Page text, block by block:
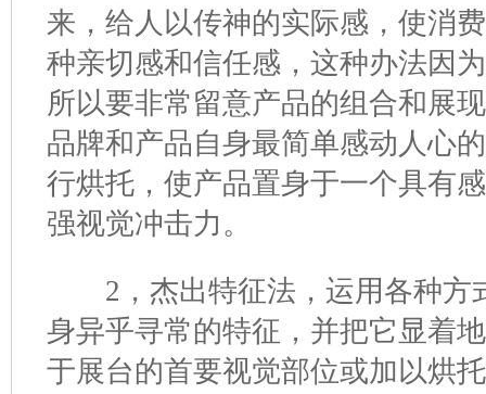
来，给人以传神的实际感，使消
种亲切感和信任感，这种办法因
所以要非常留意产品的组合和展
品牌和产品自身最简单感动人心
行烘托，使产品置身于一个具有
强视觉冲击力。
2，杰出特征法，运用各种方
身异乎寻常的特征，并把它显着
于展台的首要视觉部位或加以烘